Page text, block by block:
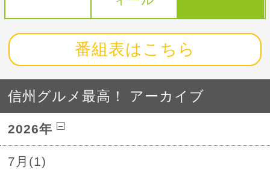
番組表はこちら
信州グルメ最高！ アーカイブ
2026年
7月(1)